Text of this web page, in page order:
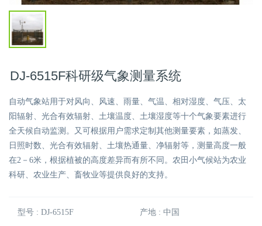
DJ-6515F科研级气象测量系统
自动气象站用于对风向、风速、雨量、气温、相对湿度、气压、太
阳辐射、光合有效辐射、土壤温度、土壤湿度等十个气象要素进行
全天候自动监测。又可根据用户需求定制其他测量要素，如蒸发、
日照时数、光合有效辐射、土壤热通量、净辐射等，测量高度一般
在2－6米，根据植被的高度差异而有所不同。农田小气候站为农业
科研、农业生产、畜牧业等提供良好的支持。
型号 : DJ-6515F 产地 : 中国